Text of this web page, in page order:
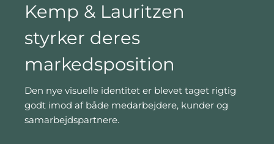
Kemp & Lauritzen
styrker deres
markedsposition
Den nye visuelle identitet er blevet taget rigtig
godt imod af både medarbejdere, kunder og
samarbejdspartnere.